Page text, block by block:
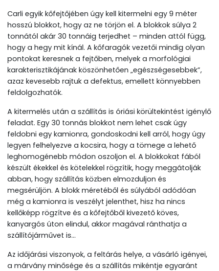
Carli egyik kőfejtőjében úgy kell kitermelni egy 9 méter
hosszú blokkot, hogy az ne törjön el. A blokkok súlya 2
tonnától akár 30 tonnáig terjedhet – minden attól függ,
hogy a hegy mit kínál. A kőfaragók vezetői mindig olyan
pontokat keresnek a fejtőben, melyek a morfológiai
karakterisztikájának köszönhetően „egészségesebbek”,
azaz kevesebb rajtuk a defektus, emellett könnyebben
feldolgozhatók.
A kitermelés után a szállítás is óriási körültekintést igénylő
feladat. Egy 30 tonnás blokkot nem lehet csak úgy
feldobni egy kamionra, gondoskodni kell arról, hogy úgy
legyen felhelyezve a kocsira, hogy a tömege a lehető
leghomogénebb módon oszoljon el. A blokkokat fából
készült ékekkel és kötelekkel rögzítik, hogy meggátolják
abban, hogy szállítás közben elmozduljon és
megsérüljön. A blokk méretéből és súlyából adódóan
még a kamionra is veszélyt jelenthet, hisz ha nincs
kellőképp rögzítve és a kőfejtőből kivezető köves,
kanyargós úton elindul, akkor magával ránthatja a
szállítójárművet is…
Az időjárási viszonyok, a feltárás helye, a vásárló igényei,
a márvány minősége és a szállítás mikéntje egyaránt